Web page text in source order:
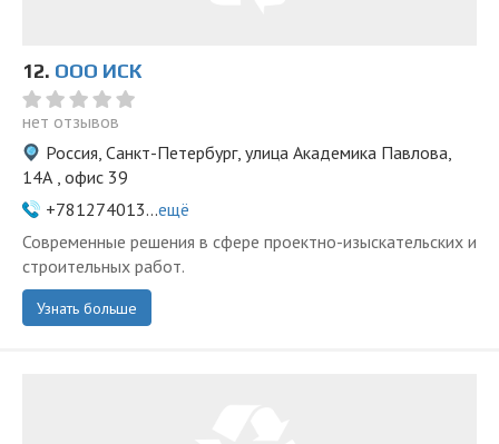
12. ООО ИСК
нет отзывов
Россия, Санкт-Петербург, улица Академика Павлова,
14А , офис 39
+781274013...ещё
Современные решения в сфере проектно-изыскательских и
строительных работ.
Узнать больше